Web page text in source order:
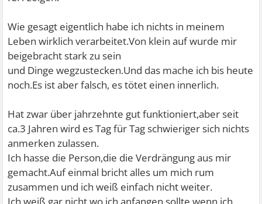
Wie gesagt eigentlich habe ich nichts in meinem
Leben wirklich verarbeitet.Von klein auf wurde mir
beigebracht stark zu sein
und Dinge wegzustecken.Und das mache ich bis heute
noch.Es ist aber falsch, es tötet einen innerlich.
Hat zwar über jahrzehnte gut funktioniert,aber seit
ca.3 Jahren wird es Tag für Tag schwieriger sich nichts
anmerken zulassen.
Ich hasse die Person,die die Verdrängung aus mir
gemacht.Auf einmal bricht alles um mich rum
zusammen und ich weiß einfach nicht weiter.